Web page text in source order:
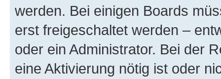
werden. Bei einigen Boards
erst freigeschaltet werden –
oder ein Administrator. Bei der
eine Aktivierung nötig ist oder